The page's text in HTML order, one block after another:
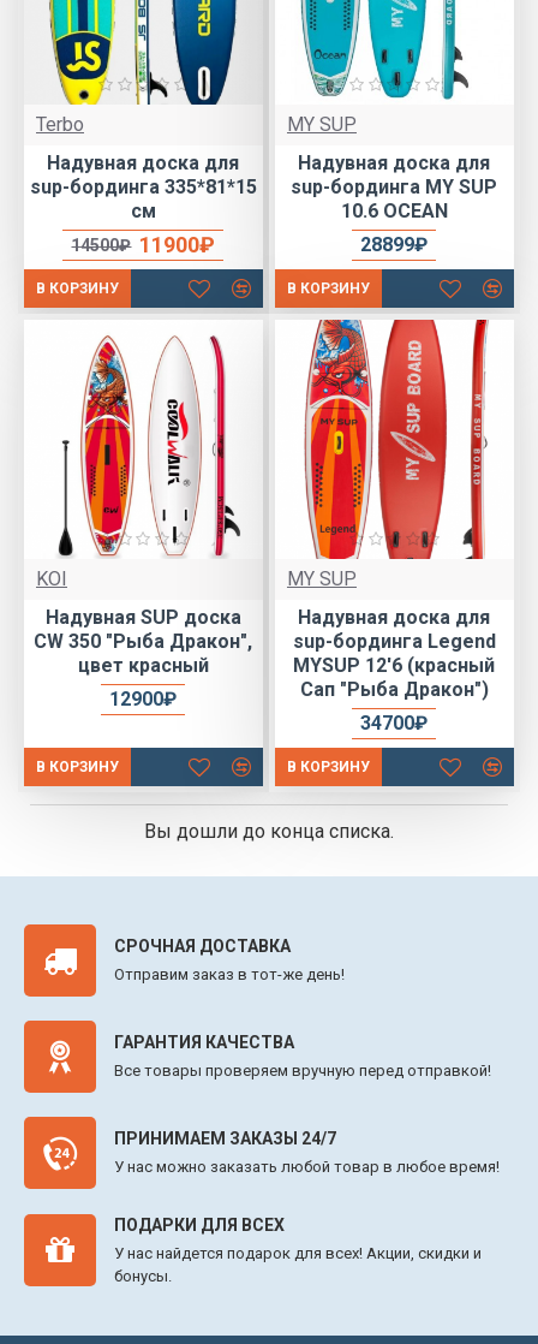
Terbo
Надувная доска для
sup-бординга 335*81*15
см
11900₽
14500₽
В КОРЗИНУ
MY SUP
Надувная доска для
sup-бординга MY SUP
10.6 OCEAN
28899₽
В КОРЗИНУ
KOI
Надувная SUP доска
CW 350 "Рыба Дракон",
цвет красный
12900₽
В КОРЗИНУ
MY SUP
Надувная доска для
sup-бординга Legend
MYSUP 12'6 (красный
Сап "Рыба Дракон")
34700₽
В КОРЗИНУ
Вы дошли до конца списка.
СРОЧНАЯ ДОСТАВКА
Отправим заказ в тот-же день!
ГАРАНТИЯ КАЧЕСТВА
Все товары проверяем вручную перед отправкой!
ПРИНИМАЕМ ЗАКАЗЫ 24/7
У нас можно заказать любой товар в любое время!
ПОДАРКИ ДЛЯ ВСЕХ
У нас найдется подарок для всех! Акции, скидки и
бонусы.